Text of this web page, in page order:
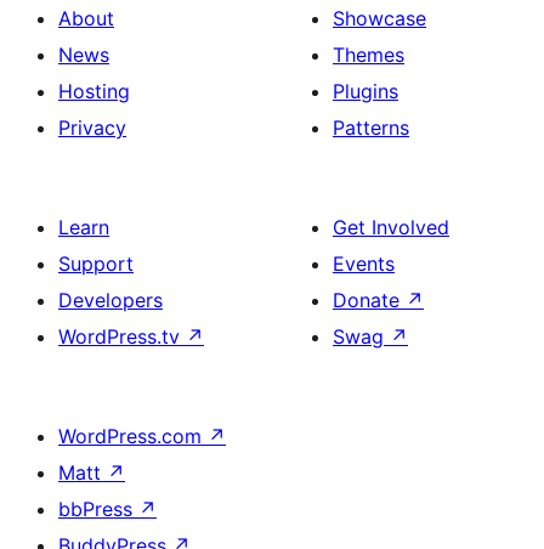
About
News
Hosting
Privacy
Showcase
Themes
Plugins
Patterns
Learn
Support
Developers
WordPress.tv ↗
Get Involved
Events
Donate ↗
Swag ↗
WordPress.com ↗
Matt ↗
bbPress ↗